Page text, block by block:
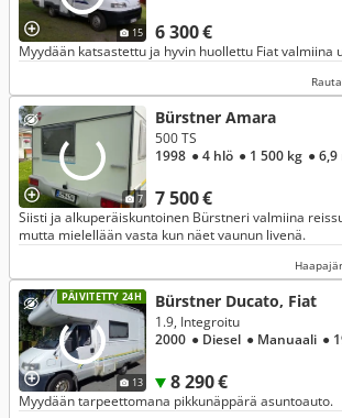
15 6 300 €
Myydään katsastettu ja hyvin huollettu Fiat valmiina
7
Bürstner Amara
7 500 €
500 TS
1998 ● 4 hlö ● 1 500 kg ● 6,9
Siisti ja alkuperäiskuntoinen Bürstneri valmiina reissuille. Tarjoa
mutta mielellään vasta kun näet vaunun livenä.
PÄIVITETTY 24H
13
Bürstner Ducato, Fiat
8 290 €
1.9, Integroitu
2000 ● Diesel ● Manuaali ●
Myydään tarpeettomana pikkunäppärä asuntoauto.